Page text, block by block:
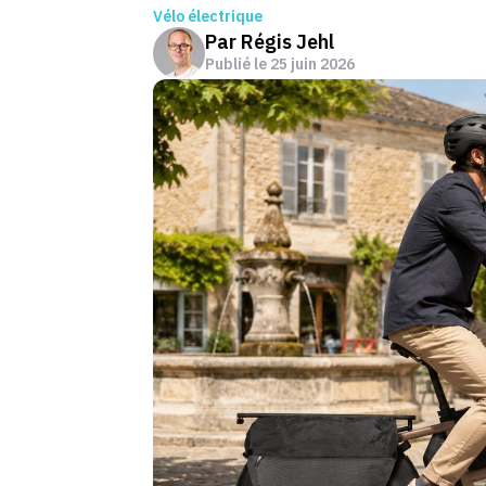
Vélo électrique
Par Régis Jehl
Publié le 25 juin 2026